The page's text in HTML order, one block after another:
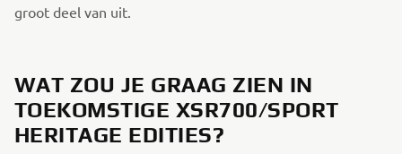
groot deel van uit.
WAT ZOU JE GRAAG ZIEN IN
TOEKOMSTIGE XSR700/SPORT
HERITAGE EDITIES?